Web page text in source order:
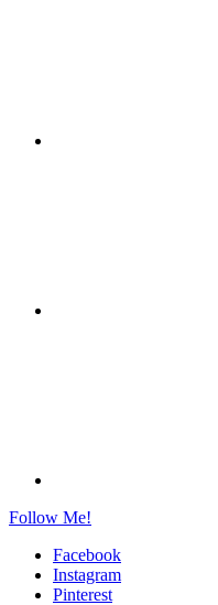
Follow Me!
Facebook
Instagram
Pinterest